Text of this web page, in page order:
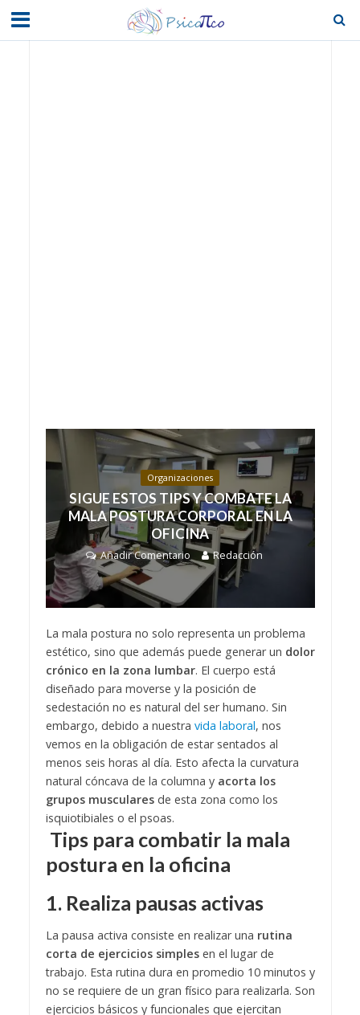
Organizaciones
SIGUE ESTOS TIPS Y COMBATE LA
MALA POSTURA CORPORAL EN LA
OFICINA
Añadir Comentario Redacción
La mala postura no solo representa un problema
estético, sino que además puede generar un dolor
crónico en la zona lumbar. El cuerpo está
diseñado para moverse y la posición de
sedestación no es natural del ser humano. Sin
embargo, debido a nuestra vida laboral, nos
vemos en la obligación de estar sentados al
menos seis horas al día. Esto afecta la curvatura
natural cóncava de la columna y acorta los
grupos muscularesde esta zona como los
isquiotibiales o el psoas.
Tips para combatir la mala
postura en la oficina
1. Realiza pausas activas
La pausa activa consiste en realizar una rutina
corta de ejercicios simplesen el lugar de
trabajo. Esta rutina dura en promedio 10 minutos y
no se requiere de un gran físico para realizarla. Son
ejercicios básicos y funcionales que ejercitan